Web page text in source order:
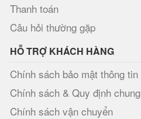
Thanh toán
Câu hỏi thường gặp
HỖ TRỢ KHÁCH HÀNG
Chính sách bảo mật thông tin
Chính sách & Quy định chung
Chính sách vận chuyển